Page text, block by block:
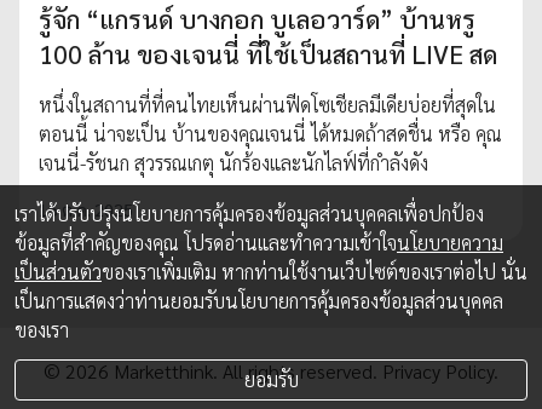
รู้จัก “แกรนด์ บางกอก บูเลอวาร์ด” บ้านหรู
100 ล้าน ของเจนนี่ ที่ใช้เป็นสถานที่ LIVE สด
หนึ่งในสถานที่ที่คนไทยเห็นผ่านฟีดโซเชียลมีเดียบ่อยที่สุดใน
ตอนนี้ น่าจะเป็น บ้านของคุณเจนนี่ ได้หมดถ้าสดชื่น หรือ คุณ
เจนนี่-รัชนก สุวรรณเกตุ นักร้องและนักไลฟ์ที่กำลังดัง
15 ต.ค. 2025
© 2026 Marketthink. All rights reserved. Privacy Policy.
เราได้ปรับปรุงนโยบายการคุ้มครองข้อมูลส่วนบุคคลเพื่อปกป้อง
ข้อมูลที่สำคัญของคุณ โปรดอ่านและทำความเข้าใจนโยบายความ
เป็นส่วนตัวของเราเพิ่มเติม หากท่านใช้งานเว็บไซต์ของเราต่อไป นั่น
เป็นการแสดงว่าท่านยอมรับนโยบายการคุ้มครองข้อมูลส่วนบุคคล
ของเรา
ยอมรับ